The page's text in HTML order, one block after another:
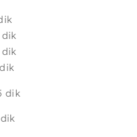
dik